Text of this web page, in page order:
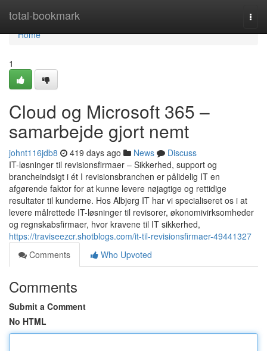
total-bookmark
Home
Home
1
Cloud og Microsoft 365 –
samarbejde gjort nemt
johnt116jdb8 419 days ago News
Discuss
IT-løsninger til revisionsfirmaer – Sikkerhed, support og
brancheindsigt i ét I revisionsbranchen er pålidelig IT en
afgørende faktor for at kunne levere nøjagtige og rettidige
resultater til kunderne. Hos Albjerg IT har vi specialiseret os i at
levere målrettede IT-løsninger til revisorer, økonomivirksomheder
og regnskabsfirmaer, hvor kravene til IT sikkerhed,
https://traviseezcr.shotblogs.com/it-til-revisionsfirmaer-49441327
Comments
Who Upvoted
Comments
Submit a Comment
No HTML